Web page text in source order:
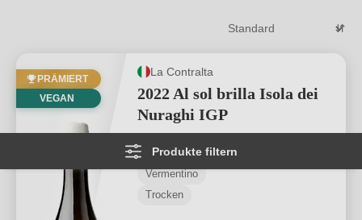
Produkte filtern
PRÄMIERT
VEGAN
La Contralta
2022 Al sol brilla Isola dei
Nuraghi IGP
Isola dei Nuraghi IGP
Vermentino
Trocken